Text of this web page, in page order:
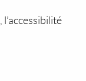
, l’accessibilité